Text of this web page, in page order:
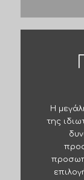
Η
της